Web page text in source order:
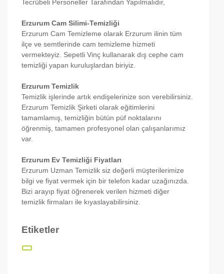
Tecrübeli Personeller Tarafından Yapılmalıdır,
Erzurum Cam Silimi-Temizliği
Erzurum Cam Temizleme olarak Erzurum ilinin tüm
ilçe ve semtlerinde cam temizleme hizmeti
vermekteyiz. Sepetli Vinç kullanarak dış cephe cam
temizliği yapan kuruluşlardan biriyiz.
Erzurum Temizlik
Temizlik işlerinde artık endişelerinize son verebilirsiniz.
Erzurum Temizlik Şirketi olarak eğitimlerini
tamamlamış, temizliğin bütün püf noktalarını
öğrenmiş, tamamen profesyonel olan çalışanlarımız
var.
Erzurum Ev Temizliği Fiyatları
Erzurum Uzman Temizlik siz değerli müşterilerimize
bilgi ve fiyat vermek için bir telefon kadar uzağınızda.
Bizi arayıp fiyat öğrenerek verilen hizmeti diğer
temizlik firmaları ile kıyaslayabilirsiniz.
Etiketler